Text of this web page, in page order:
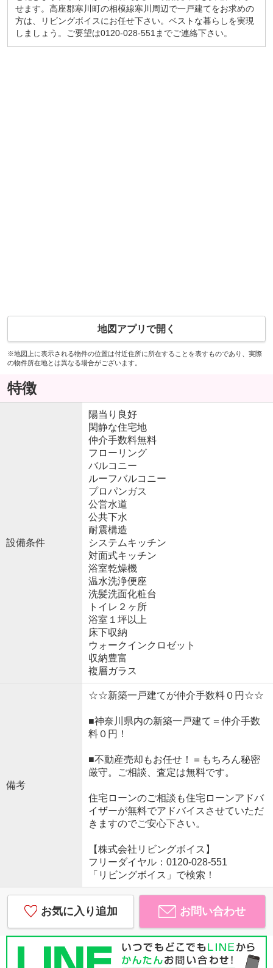
せます。高座郡寒川町の相模線寒川周辺で一戸建てをお求めの
方は、リビングボイスにお任せ下さい。ベストな暮らしを実現
しましょう。ご要望は0120-028-551までご連絡下さい。
地図アプリで開く
※地図上に表示される物件の位置は付近住所に所在することを表すものであり、実際
の物件所在地とは異なる場合がございます。
特徴
設備条件
陽当り良好
閑静な住宅地
仲介手数料無料
フローリング
バルコニー
ルーフバルコニー
プロパンガス
公営水道
公共下水
耐震構造
システムキッチン
対面式キッチン
浴室乾燥機
温水洗浄便座
洗髪洗面化粧台
トイレ２ヶ所
浴室１坪以上
床下収納
ウォークインクロゼット
収納豊富
複層ガラス
備考
☆☆新築一戸建てが仲介手数料０円☆☆
■神奈川県内の新築一戸建て＝仲介手数
料０円！
■不動産売却もお任せ！＝もちろん秘密
厳守。ご相談、査定は無料です。
住宅ローンのご相談も住宅ローンアドバ
イザーが無料でアドバイスさせていただ
きますのでご安心下さい。
【株式会社リビングボイス】
フリーダイヤル：0120-028-551
「リビングボイス」で検索！
お気に入り追加 お問い合わせ